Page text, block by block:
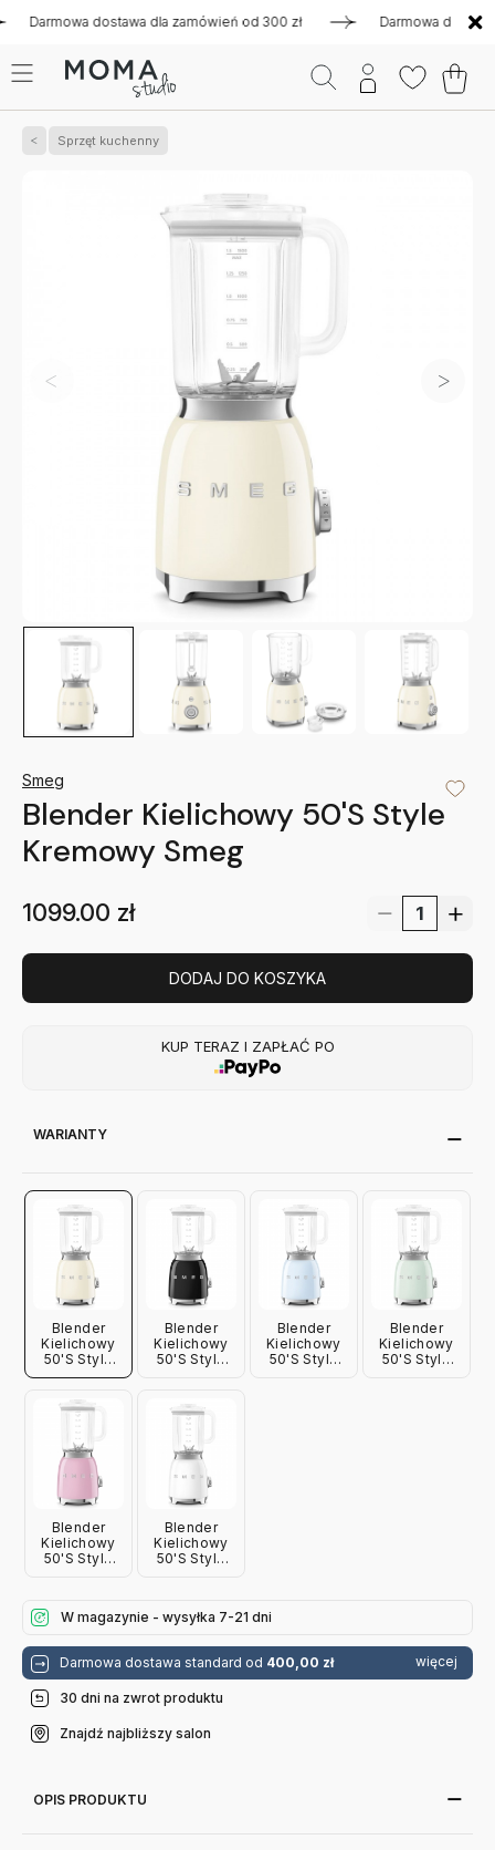
dostawa dla zamówień od 300 zł Darmowa dostawa
Sprzęt kuchenny
Smeg
Blender Kielichowy 50'S Style
Kremowy Smeg
1099.00 zł
DODAJ DO KOSZYKA
KUP TERAZ I ZAPŁAĆ PO
WARIANTY
Blender
Kielichowy
50'S Style
Kremowy
Blender
Kielichowy
50'S Style
Blender
Kielichowy
50'S Style
Blender
Kielichowy
50'S Style
Blender
Kielichowy
50'S Style
Blender
Kielichowy
50'S Style
W magazynie - wysyłka 7-21 dni
Darmowa dostawa standard od 400,00 zł więcej
30 dni na zwrot produktu
Znajdź najbliższy salon
OPIS PRODUKTU